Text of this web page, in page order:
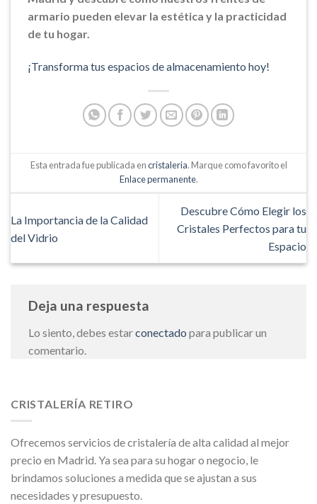
armario pueden elevar la estética y la practicidad
de tu hogar.
¡Transforma tus espacios de almacenamiento hoy!
Esta entrada fue publicada encristaleria. Marque como favorito el
Enlace permanente.
La Importancia de la Calidad
del Vidrio
Descubre Cómo Elegir los
Cristales Perfectos para tu
Espacio
Deja una respuesta
Lo siento, debes estarconectado para publicar un
comentario.
CRISTALERÍA RETIRO
Ofrecemos servicios de cristalería de alta calidad al mejor
precio en Madrid. Ya sea para su hogar o negocio, le
brindamos soluciones a medida que se ajustan a sus
necesidades y presupuesto.